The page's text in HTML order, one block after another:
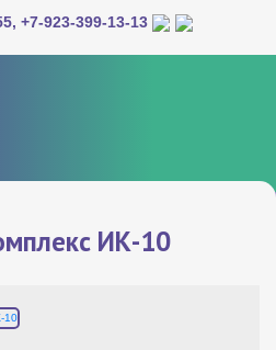
, +7-923-399-13-13
ИК-10